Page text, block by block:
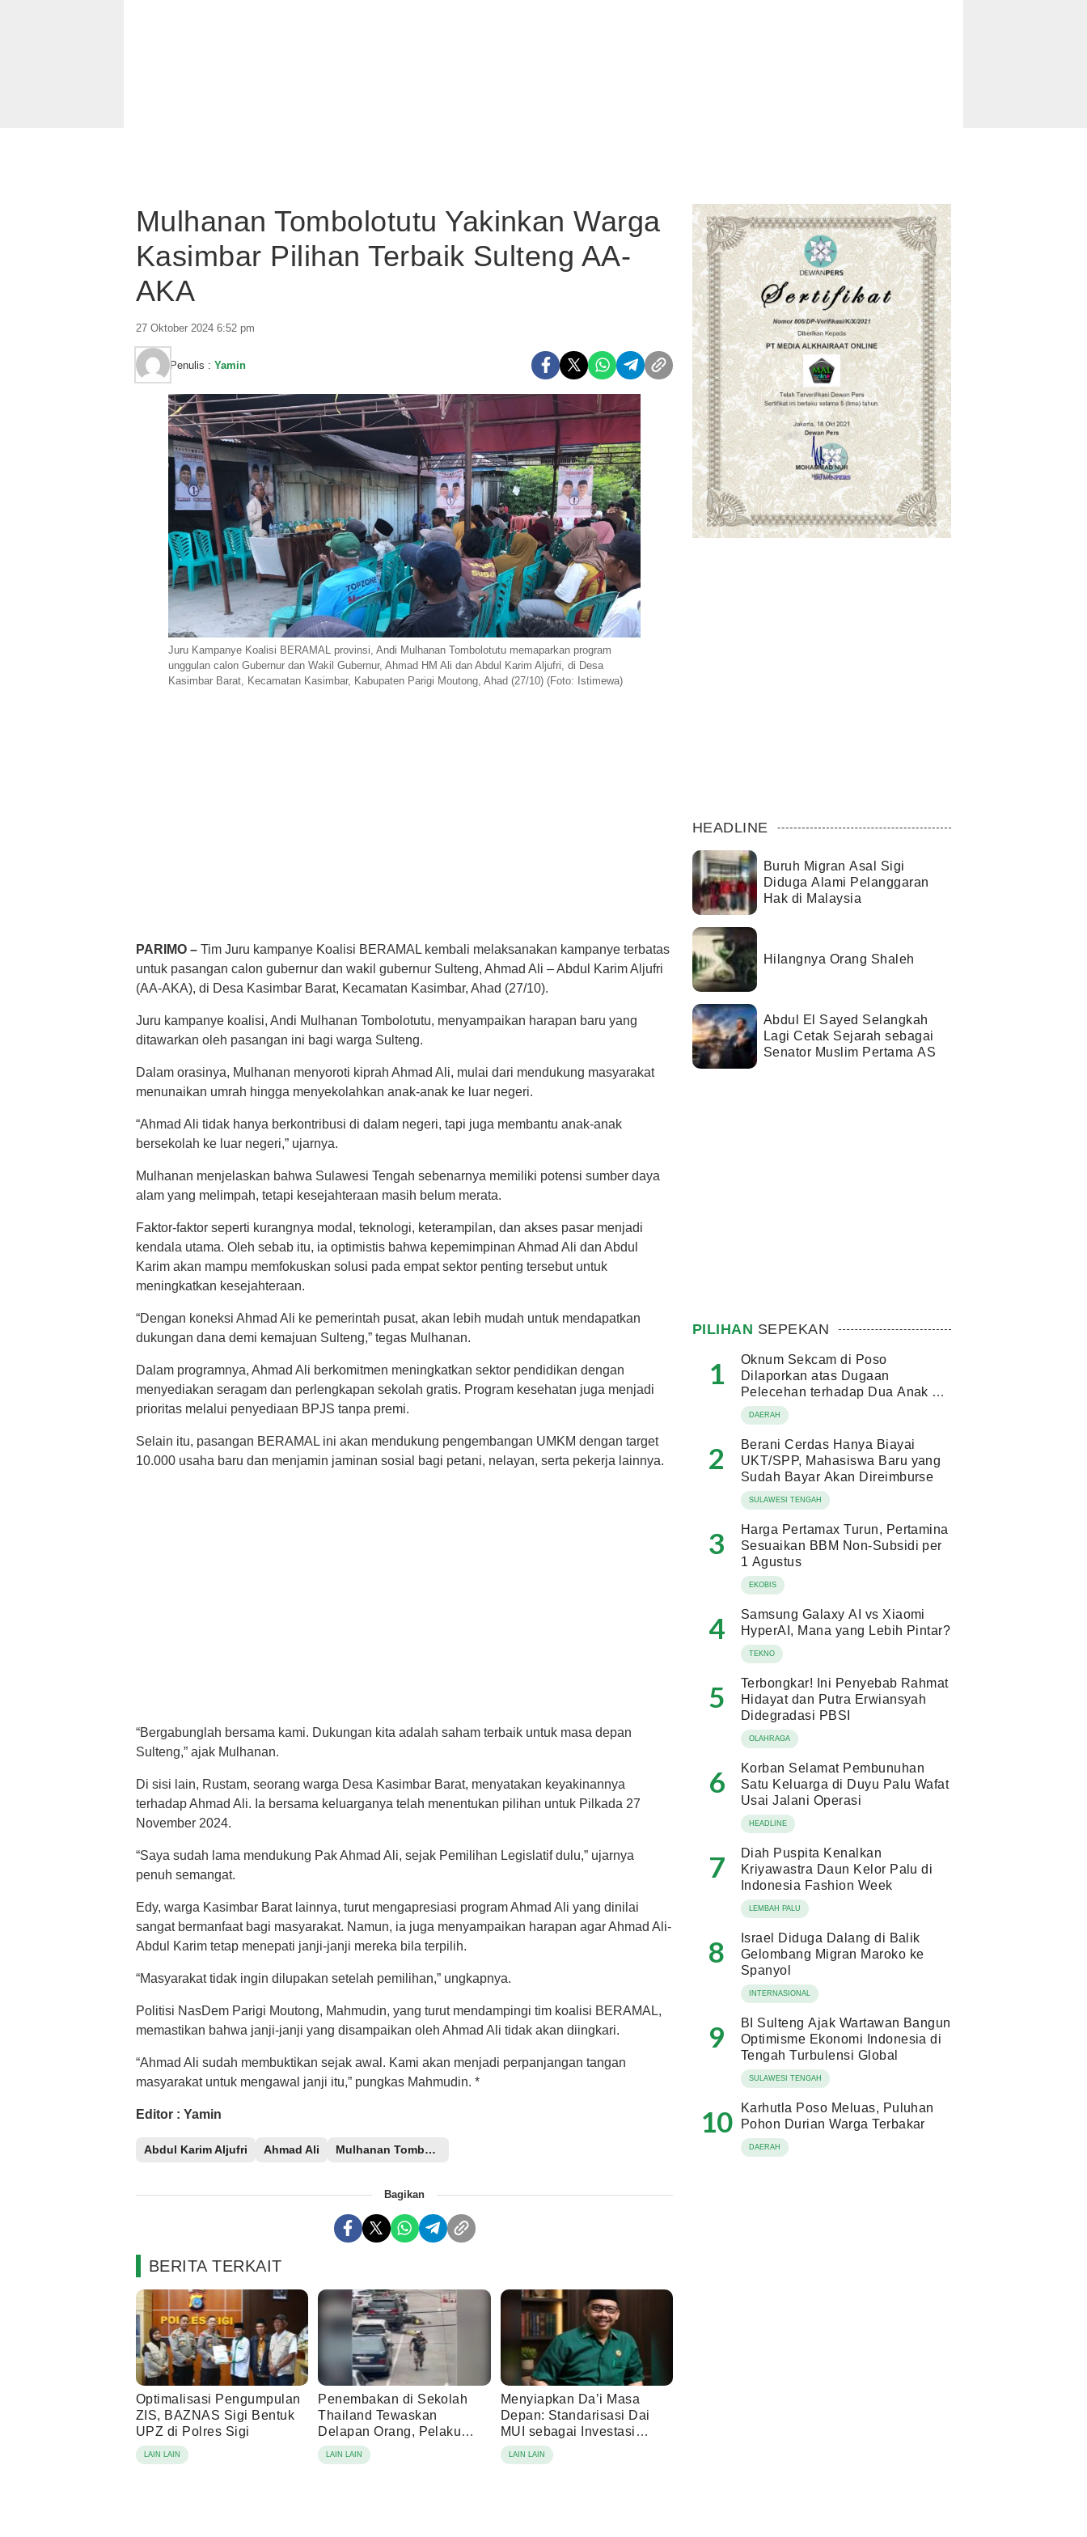
Mulhanan Tombolotutu Yakinkan Warga
Kasimbar Pilihan Terbaik Sulteng AA-
AKA
27 Oktober 2024 6:52 pm
Penulis : Yamin
Juru Kampanye Koalisi BERAMAL provinsi, Andi Mulhanan Tombolotutu memaparkan program
unggulan calon Gubernur dan Wakil Gubernur, Ahmad HM Ali dan Abdul Karim Aljufri, di Desa
Kasimbar Barat, Kecamatan Kasimbar, Kabupaten Parigi Moutong, Ahad (27/10) (Foto: Istimewa)
PARIMO – Tim Juru kampanye Koalisi BERAMAL kembali melaksanakan kampanye terbatas
untuk pasangan calon gubernur dan wakil gubernur Sulteng, Ahmad Ali – Abdul Karim Aljufri
(AA-AKA), di Desa Kasimbar Barat, Kecamatan Kasimbar, Ahad (27/10).
Juru kampanye koalisi, Andi Mulhanan Tombolotutu, menyampaikan harapan baru yang
ditawarkan oleh pasangan ini bagi warga Sulteng.
Dalam orasinya, Mulhanan menyoroti kiprah Ahmad Ali, mulai dari mendukung masyarakat
menunaikan umrah hingga menyekolahkan anak-anak ke luar negeri.
“Ahmad Ali tidak hanya berkontribusi di dalam negeri, tapi juga membantu anak-anak
bersekolah ke luar negeri,” ujarnya.
Mulhanan menjelaskan bahwa Sulawesi Tengah sebenarnya memiliki potensi sumber daya
alam yang melimpah, tetapi kesejahteraan masih belum merata.
Faktor-faktor seperti kurangnya modal, teknologi, keterampilan, dan akses pasar menjadi
kendala utama. Oleh sebab itu, ia optimistis bahwa kepemimpinan Ahmad Ali dan Abdul
Karim akan mampu memfokuskan solusi pada empat sektor penting tersebut untuk
meningkatkan kesejahteraan.
“Dengan koneksi Ahmad Ali ke pemerintah pusat, akan lebih mudah untuk mendapatkan
dukungan dana demi kemajuan Sulteng,” tegas Mulhanan.
Dalam programnya, Ahmad Ali berkomitmen meningkatkan sektor pendidikan dengan
menyediakan seragam dan perlengkapan sekolah gratis. Program kesehatan juga menjadi
prioritas melalui penyediaan BPJS tanpa premi.
Selain itu, pasangan BERAMAL ini akan mendukung pengembangan UMKM dengan target
10.000 usaha baru dan menjamin jaminan sosial bagi petani, nelayan, serta pekerja lainnya.
“Bergabunglah bersama kami. Dukungan kita adalah saham terbaik untuk masa depan
Sulteng,” ajak Mulhanan.
Di sisi lain, Rustam, seorang warga Desa Kasimbar Barat, menyatakan keyakinannya
terhadap Ahmad Ali. Ia bersama keluarganya telah menentukan pilihan untuk Pilkada 27
November 2024.
“Saya sudah lama mendukung Pak Ahmad Ali, sejak Pemilihan Legislatif dulu,” ujarnya
penuh semangat.
Edy, warga Kasimbar Barat lainnya, turut mengapresiasi program Ahmad Ali yang dinilai
sangat bermanfaat bagi masyarakat. Namun, ia juga menyampaikan harapan agar Ahmad Ali-
Abdul Karim tetap menepati janji-janji mereka bila terpilih.
“Masyarakat tidak ingin dilupakan setelah pemilihan,” ungkapnya.
Politisi NasDem Parigi Moutong, Mahmudin, yang turut mendampingi tim koalisi BERAMAL,
memastikan bahwa janji-janji yang disampaikan oleh Ahmad Ali tidak akan diingkari.
“Ahmad Ali sudah membuktikan sejak awal. Kami akan menjadi perpanjangan tangan
masyarakat untuk mengawal janji itu,” pungkas Mahmudin. *
Editor : Yamin
Abdul Karim Aljufri Ahmad Ali Mulhanan Tombolotutu
Bagikan
BERITA TERKAIT
Optimalisasi Pengumpulan
ZIS, BAZNAS Sigi Bentuk
UPZ di Polres Sigi
LAIN LAIN
Penembakan di Sekolah
Thailand Tewaskan
Delapan Orang, Pelaku
Diduga Siswa 14 Tahun
LAIN LAIN
Menyiapkan Da’i Masa
Depan: Standarisasi Dai
MUI sebagai Investasi
Peradaban di Era Disrupsi
Digital
LAIN LAIN
HEADLINE
Buruh Migran Asal Sigi
Diduga Alami Pelanggaran
Hak di Malaysia
Hilangnya Orang Shaleh
Abdul El Sayed Selangkah
Lagi Cetak Sejarah sebagai
Senator Muslim Pertama AS
PILIHAN SEPEKAN
1
Oknum Sekcam di Poso
Dilaporkan atas Dugaan
Pelecehan terhadap Dua Anak di
Bawah Umur
DAERAH
2
Berani Cerdas Hanya Biayai
UKT/SPP, Mahasiswa Baru yang
Sudah Bayar Akan Direimburse
SULAWESI TENGAH
3
Harga Pertamax Turun, Pertamina
Sesuaikan BBM Non-Subsidi per
1 Agustus
EKOBIS
4
Samsung Galaxy AI vs Xiaomi
HyperAI, Mana yang Lebih Pintar?
TEKNO
5
Terbongkar! Ini Penyebab Rahmat
Hidayat dan Putra Erwiansyah
Didegradasi PBSI
OLAHRAGA
6
Korban Selamat Pembunuhan
Satu Keluarga di Duyu Palu Wafat
Usai Jalani Operasi
HEADLINE
7
Diah Puspita Kenalkan
Kriyawastra Daun Kelor Palu di
Indonesia Fashion Week
LEMBAH PALU
8
Israel Diduga Dalang di Balik
Gelombang Migran Maroko ke
Spanyol
INTERNASIONAL
9
BI Sulteng Ajak Wartawan Bangun
Optimisme Ekonomi Indonesia di
Tengah Turbulensi Global
SULAWESI TENGAH
10
Karhutla Poso Meluas, Puluhan
Pohon Durian Warga Terbakar
DAERAH